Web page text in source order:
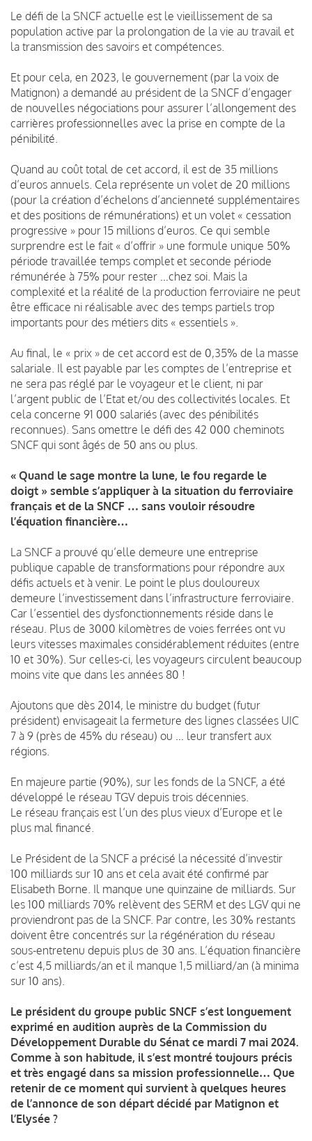
Le défi de la SNCF actuelle est le vieillissement de sa
population active par la prolongation de la vie au travail et
la transmission des savoirs et compétences.
Et pour cela, en 2023, le gouvernement (par la voix de
Matignon) a demandé au président de la SNCF d’engager
de nouvelles négociations pour assurer l’allongement des
carrières professionnelles avec la prise en compte de la
pénibilité.
Quand au coût total de cet accord, il est de 35 millions
d’euros annuels. Cela représente un volet de 20 millions
(pour la création d’échelons d’ancienneté supplémentaires
et des positions de rémunérations) et un volet « cessation
progressive » pour 15 millions d’euros. Ce qui semble
surprendre est le fait « d’offrir » une formule unique 50%
période travaillée temps complet et seconde période
rémunérée à 75% pour rester …chez soi. Mais la
complexité et la réalité de la production ferroviaire ne peut
être efficace ni réalisable avec des temps partiels trop
importants pour des métiers dits « essentiels ».
Au final, le « prix » de cet accord est de 0,35% de la masse
salariale. Il est payable par les comptes de l’entreprise et
ne sera pas réglé par le voyageur et le client, ni par
l’argent public de l’Etat et/ou des collectivités locales. Et
cela concerne 91 000 salariés (avec des pénibilités
reconnues). Sans omettre le défi des 42 000 cheminots
SNCF qui sont âgés de 50 ans ou plus.
« Quand le sage montre la lune, le fou regarde le
doigt » semble s’appliquer à la situation du ferroviaire
français et de la SNCF … sans vouloir résoudre
l’équation financière…
La SNCF a prouvé qu’elle demeure une entreprise
publique capable de transformations pour répondre aux
défis actuels et à venir. Le point le plus douloureux
demeure l’investissement dans l’infrastructure ferroviaire.
Car l’essentiel des dysfonctionnements réside dans le
réseau. Plus de 3000 kilomètres de voies ferrées ont vu
leurs vitesses maximales considérablement réduites (entre
10 et 30%). Sur celles-ci, les voyageurs circulent beaucoup
moins vite que dans les années 80 !
Ajoutons que dès 2014, le ministre du budget (futur
président) envisageait la fermeture des lignes classées UIC
7 à 9 (près de 45% du réseau) ou … leur transfert aux
régions.
En majeure partie (90%), sur les fonds de la SNCF, a été
développé le réseau TGV depuis trois décennies.
Le réseau français est l’un des plus vieux d’Europe et le
plus mal financé.
Le Président de la SNCF a précisé la nécessité d’investir
100 milliards sur 10 ans et cela avait été confirmé par
Elisabeth Borne. Il manque une quinzaine de milliards. Sur
les 100 milliards 70% relèvent des SERM et des LGV qui ne
proviendront pas de la SNCF. Par contre, les 30% restants
doivent être concentrés sur la régénération du réseau
sous-entretenu depuis plus de 30 ans. L’équation financière
c’est 4,5 milliards/an et il manque 1,5 milliard/an (à minima
sur 10 ans).
Le président du groupe public SNCF s’est longuement
exprimé en audition auprès de la Commission du
Développement Durable du Sénat ce mardi 7 mai 2024.
Comme à son habitude, il s’est montré toujours précis
et très engagé dans sa mission professionnelle… Que
retenir de ce moment qui survient à quelques heures
de l’annonce de son départ décidé par Matignon et
l’Elysée ?